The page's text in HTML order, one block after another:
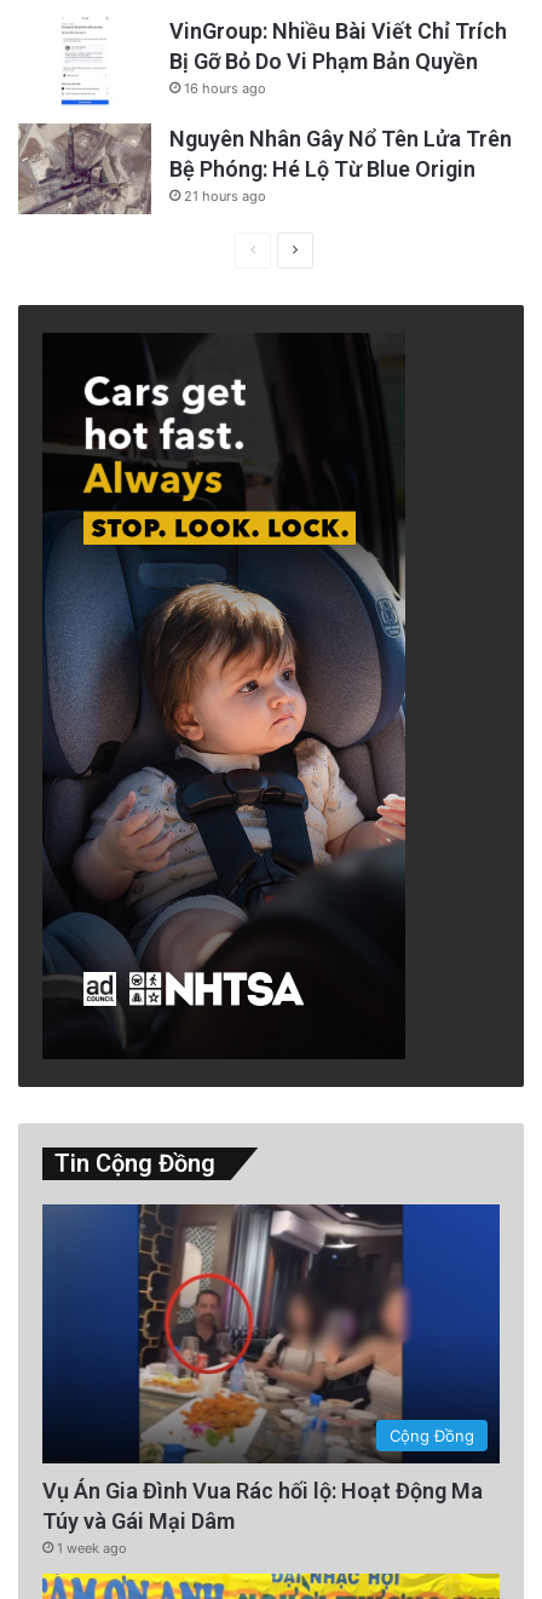
VinGroup: Nhiều Bài Viết Chỉ Trích
Bị Gỡ Bỏ Do Vi Phạm Bản Quyền
16 hours ago
Nguyên Nhân Gây Nổ Tên Lửa Trên
Bệ Phóng: Hé Lộ Từ Blue Origin
21 hours ago
PreviousNext
Tin Cộng Đồng
Cộng Đồng
Vụ Án Gia Đình Vua Rác hối lộ: Hoạt Động Ma
Túy và Gái Mại Dâm
1 week ago